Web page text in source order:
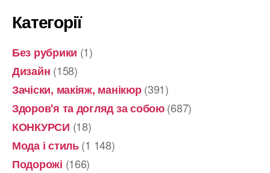
Категорії
Без рубрики (1)
Дизайн (158)
Зачіски, макіяж, манікюр(391)
Здоров'я та догляд за собою(687)
КОНКУРСИ (18)
Мода і стиль(1 148)
Подорожі (166)